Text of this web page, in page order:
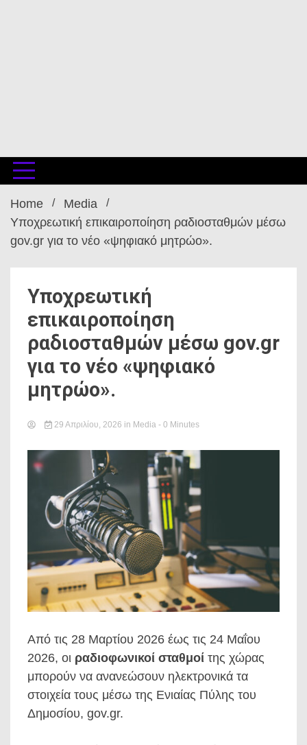
Home
Media
Υποχρεωτική επικαιροποίηση ραδιοσταθμών μέσω
gov.gr για το νέο «ψηφιακό μητρώο».
Υποχρεωτική
επικαιροποίηση
ραδιοσταθμών μέσω gov.gr
για το νέο «ψηφιακό
μητρώο».
29 Απριλίου, 2026 in Media - 0 Minutes
Από τις 28 Μαρτίου 2026 έως τις 24 Μαΐου
2026, οι ραδιοφωνικοί σταθμοί της χώρας
μπορούν να ανανεώσουν ηλεκτρονικά τα
στοιχεία τους μέσω της Ενιαίας Πύλης του
Δημοσίου, gov.gr.